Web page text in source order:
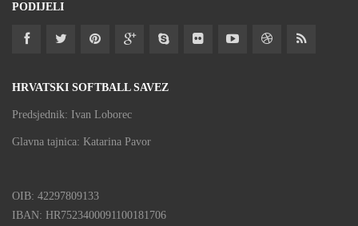
PODIJELI
HRVATSKI SOFTBALL SAVEZ
Predsjednik: Ivan Loborec
Glavna tajnica: Katarina Pavor
OIB: 42297809133
IBAN: HR7523400091100181706